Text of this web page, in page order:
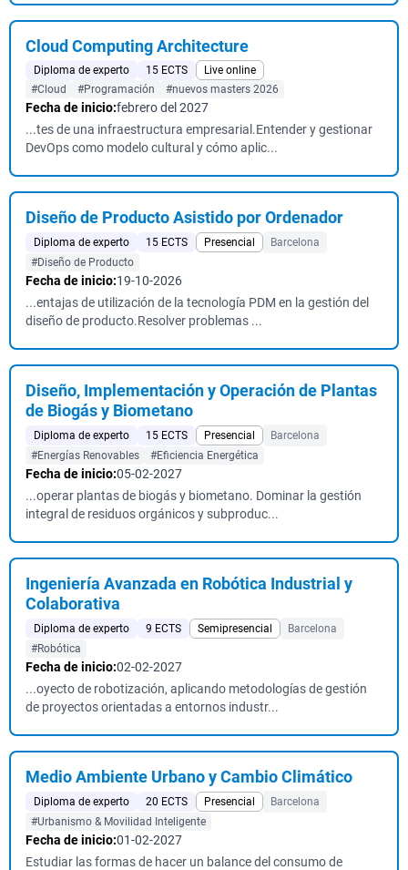
Cloud Computing Architecture
Diploma de experto 15 ECTS
Live online
#Cloud
#Programación #nuevos masters 2026
Fecha de inicio:febrero del 2027
...tes de una infraestructura empresarial.Entender y gestionar
DevOps como modelo cultural y cómo aplic...
Diseño de Producto Asistido por Ordenador
Diploma de experto 15 ECTS Presencial
Barcelona
#Diseño de Producto
Fecha de inicio:19-10-2026
...entajas de utilización de la tecnología PDM en la gestión del
diseño de producto.Resolver problemas ...
Diseño, Implementación y Operación de Plantas
de Biogás y Biometano
Diploma de experto 15 ECTS Presencial
Barcelona
#Energías Renovables
#Eficiencia Energética
Fecha de inicio:05-02-2027
...operar plantas de biogás y biometano. Dominar la gestión
integral de residuos orgánicos y subproduc...
Ingeniería Avanzada en Robótica Industrial y
Colaborativa
Diploma de experto 9 ECTS Semipresencial
Barcelona
#Robótica
Fecha de inicio:02-02-2027
...oyecto de robotización, aplicando metodologías de gestión
de proyectos orientadas a entornos industr...
Medio Ambiente Urbano y Cambio Climático
Diploma de experto 20 ECTS Presencial
Barcelona
#Urbanismo & Movilidad Inteligente
Fecha de inicio:01-02-2027
Estudiar las formas de hacer un balance del consumo de